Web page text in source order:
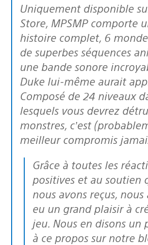
Uniquement disponible sur le PS
Store, MPSMP comporte
histoire complet, 6
de superbes séquences
une bande sonore
Duke lui-même aurait
Composé de 24 niveaux
lesquels vous devrez
monstres, c’est
meilleur compromis
Grâce à toutes les réactions
positives et au soutien
nous avons reçus, nous
eu un grand plaisir à
jeu. Nous en disons un
à ce propos sur notre